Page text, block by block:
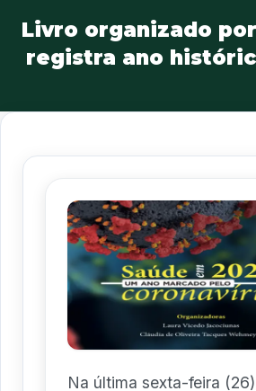
Livro organizado
registra ano
Na última sexta-feira